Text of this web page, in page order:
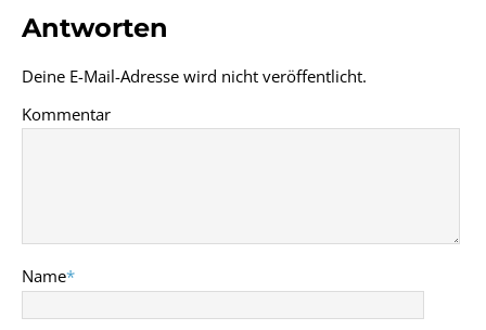
Antworten
Deine E-Mail-Adresse wird nicht veröffentlicht.
Kommentar
Name*